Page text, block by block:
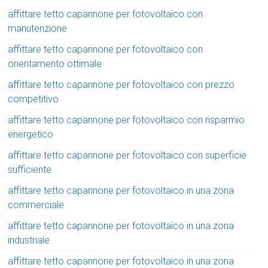
affittare tetto capannone per fotovoltaico con
manutenzione
affittare tetto capannone per fotovoltaico con
orientamento ottimale
affittare tetto capannone per fotovoltaico con prezzo
competitivo
affittare tetto capannone per fotovoltaico con risparmio
energetico
affittare tetto capannone per fotovoltaico con superficie
sufficiente
affittare tetto capannone per fotovoltaico in una zona
commerciale
affittare tetto capannone per fotovoltaico in una zona
industriale
affittare tetto capannone per fotovoltaico in una zona